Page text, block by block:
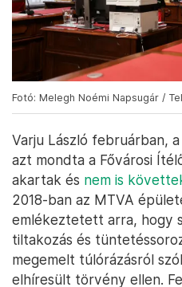
Fotó: Melegh Noémi Napsugár /
Varju László februárban,
azt mondta a Fővárosi
akartak és nem is
2018-ban az MTVA
emlékeztetett arra, hogy
tiltakozás és
megemelt túlórázásról
elhíresült törvény ellen.